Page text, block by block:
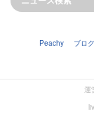
Peachy ブログ
運